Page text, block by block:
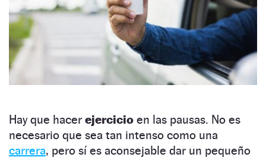
Hay que hacer ejercicio en las pausas. No es
necesario que sea tan intenso como una
carrera, pero sí es aconsejable dar un pequeño